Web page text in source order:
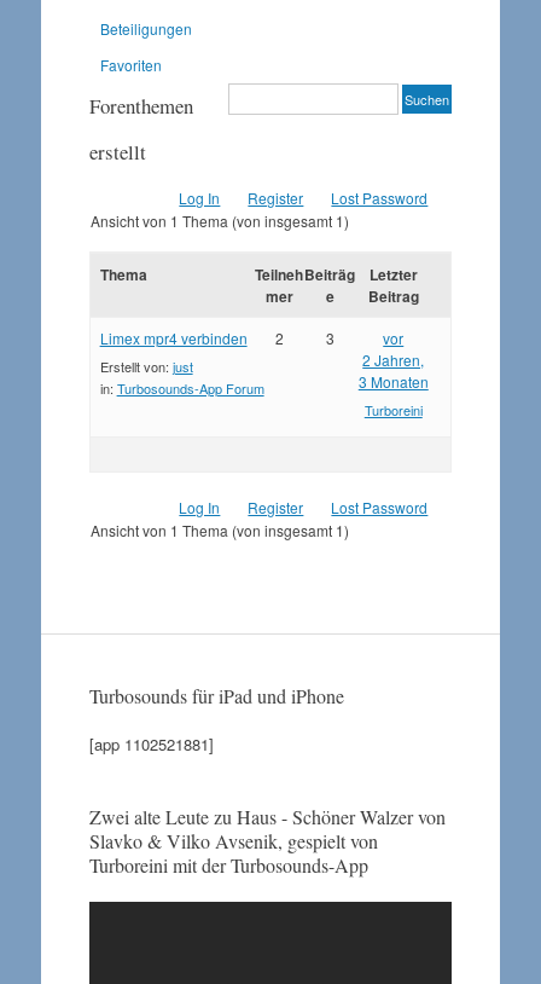
Beteiligungen
Favoriten
Forenthemen
erstellt
Log In Register
Lost Password
Ansicht von 1 Thema (von insgesamt 1)
Thema
Teilneh
mer
Beiträg
e
Letzter
Beitrag
Limex mpr4 verbinden
Erstellt von: just
in: Turbosounds-App Forum
2 3
vor
2 Jahren,
3 Monaten
Turboreini
Log In Register
Lost Password
Ansicht von 1 Thema (von insgesamt 1)
Turbosounds für iPad und iPhone
[app 1102521881]
Zwei alte Leute zu Haus - Schöner Walzer von
Slavko & Vilko Avsenik, gespielt von
Turboreini mit der Turbosounds-App